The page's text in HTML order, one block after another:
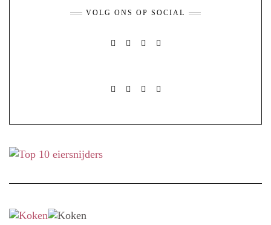
VOLG ONS OP SOCIAL